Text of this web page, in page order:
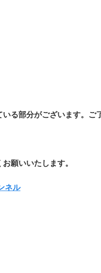
る部分がございます。ご
願いいたします。
ネル